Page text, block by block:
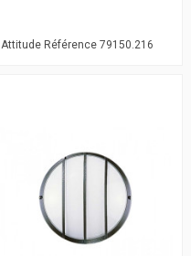
Attitude Référence 79150.216